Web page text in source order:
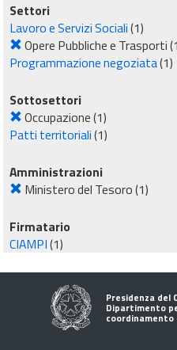
Settori
Lavoro e Servizi Sociali(1)
Opere Pubbliche e Trasporti
Programmazione negoziata(1)
Sottosettori
Occupazione(1)
Patti territoriali(1)
Amministrazioni
Ministero del Tesoro(1)
Firmatario
CIAMPI(1)
Presidenza del
Dipartimento
coordinamento